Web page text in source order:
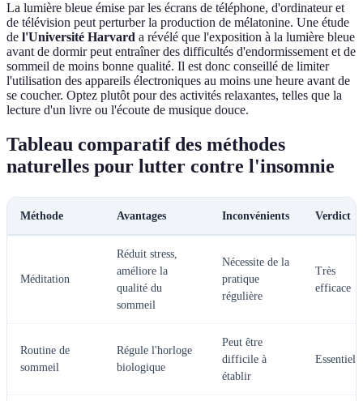
La lumière bleue émise par les écrans de téléphone, d'ordinateur et
de télévision peut perturber la production de mélatonine. Une étude
de l'Université Harvard a révélé que l'exposition à la lumière bleue
avant de dormir peut entraîner des difficultés d'endormissement et de
sommeil de moins bonne qualité. Il est donc conseillé de limiter
l'utilisation des appareils électroniques au moins une heure avant de
se coucher. Optez plutôt pour des activités relaxantes, telles que la
lecture d'un livre ou l'écoute de musique douce.
Tableau comparatif des méthodes
naturelles pour lutter contre l'insomnie
Méthode Avantages Inconvénients Verdict
Méditation
Réduit stress,
améliore la
qualité du
sommeil
Nécessite de la
pratique
régulière
Très
efficace
Routine de
sommeil
Régule l'horloge
biologique
Peut être
difficile à
établir
Essentielle